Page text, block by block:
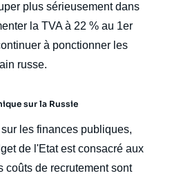
plus sérieusement dans
la TVA à 22 % au 1er
à ponctionner les
russe.
sur la Russie
les finances publiques,
de l'Etat est consacré aux
coûts de recrutement sont